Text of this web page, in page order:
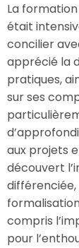
La
était
concilier
apprécié la
pratiques,
sur ses
aux projets
découvert
compris
pour